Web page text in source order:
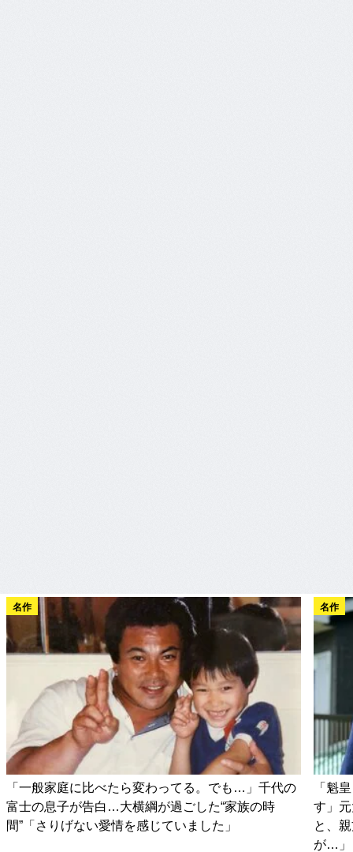
名作
「一般家庭に比べたら変わってる。でも…」千代の
富士の息子が告白…大横綱が過ごした“家族の時
間”「さりげない愛情を感じていました」
名作
「魁
す」
と、
が…」